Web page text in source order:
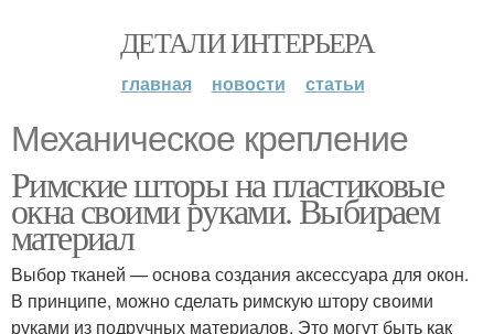
ДЕТАЛИ ИНТЕРЬЕРА
главная новости статьи
Механическое крепление
Римские шторы на пластиковые
окна своими руками. Выбираем
материал
Выбор тканей — основа создания аксессуара для окон.
В принципе, можно сделать римскую штору своими
руками из подручных материалов. Это могут быть как